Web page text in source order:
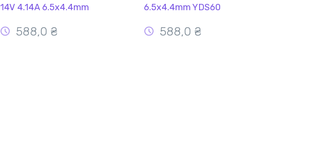
14V 4.14A 6.5x4.4mm
588,0 ₴
6.5x4.4mm YDS60
588,0 ₴